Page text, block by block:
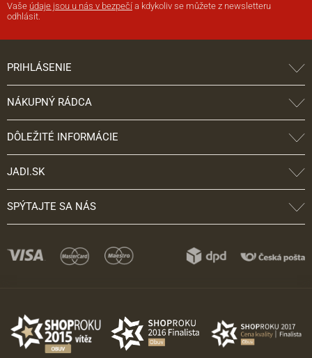
Vaše údaje jsou u nás v bezpečí a kdykoliv se můžete z newsletteru
odhlásit.
PRIHLÁSENIE
NÁKUPNÝ RÁDCA
DÔLEŽITÉ INFORMÁCIE
JADI.SK
SPÝTAJTE SA NÁS